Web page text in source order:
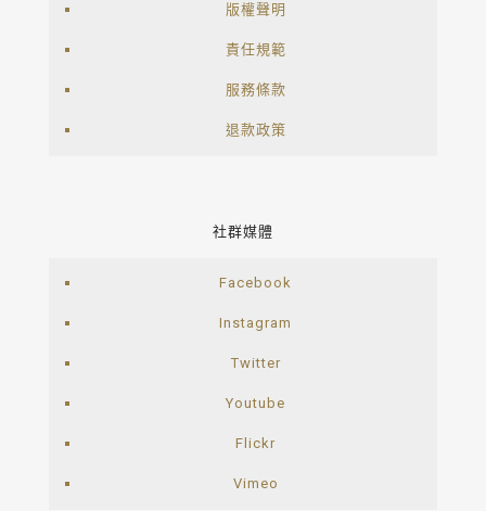
版權聲明
責任規範
服務條款
退款政策
社群媒體
Facebook
Instagram
Twitter
Youtube
Flickr
Vimeo